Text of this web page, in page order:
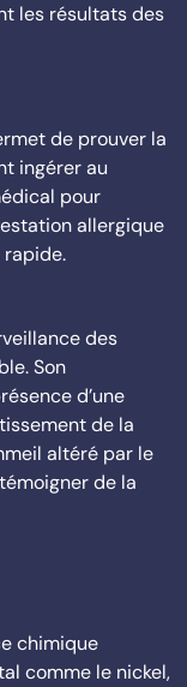
les résultats des
de prouver la
ingérer au
pour
allergique
des
Son
d’une
de la
altéré par le
de la
chimique
comme le nickel,